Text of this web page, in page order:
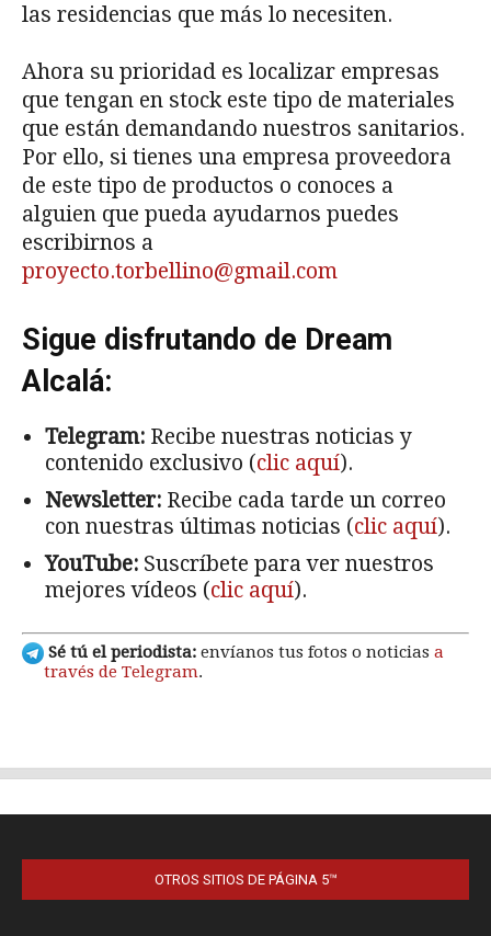
OTROS SITIOS DE PÁGINA 5™